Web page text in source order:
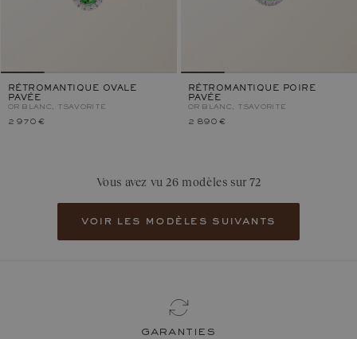
RÉTROMANTIQUE OVALE
PAVÉE
OR BLANC, TSAVORITE
2 970 €
RÉTROMANTIQUE POIRE
PAVÉE
OR BLANC, TSAVORITE
2 890 €
Vous avez vu 26 modèles sur 72
voir les modèles suivants
garanties